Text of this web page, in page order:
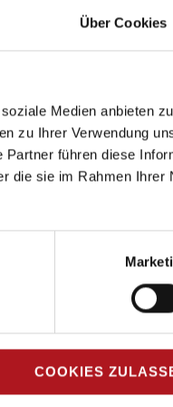
Über Cookies
Medien anbieten
zu Ihrer Verwendung
führen diese
die sie im Rahmen Ihrer
COOKIES
Abonnieren
verpassen Sie